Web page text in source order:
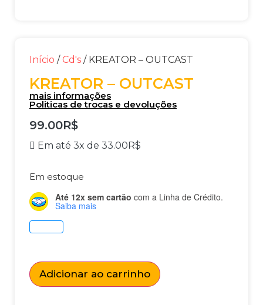
Início / Cd's / KREATOR – OUTCAST
KREATOR – OUTCAST
mais informações
Politicas de trocas e devoluções
99.00R$
Em até 3x de 33.00R$
Em estoque
Até 12x sem cartão com a Linha de Crédito.
Saiba mais
Adicionar ao carrinho